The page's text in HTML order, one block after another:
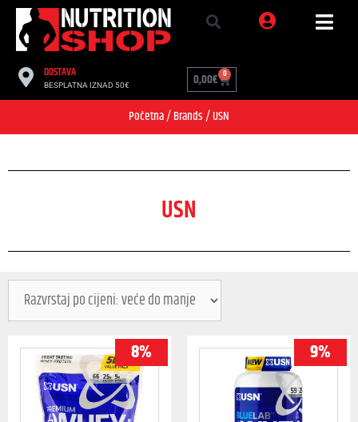
DOSTAVA
BESPLATNA IZNAD 50€ 0,00€ 0
Početna/ Brands / USN
USN
8% 9%